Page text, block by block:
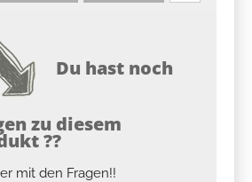
Du hast noch
zu diesem
??
mit den Fragen!!